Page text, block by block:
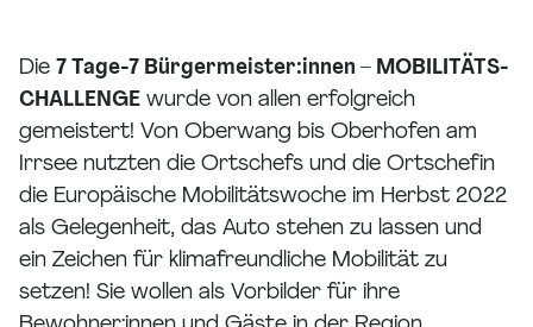
Die 7 Tage-7 Bürgermeister:innen – MOBILITÄTS-
CHALLENGE wurde von allen erfolgreich
gemeistert! Von Oberwang bis Oberhofen am
Irrsee nutzten die Ortschefs und die Ortschefin
die Europäische Mobilitätswoche im Herbst 2022
als Gelegenheit, das Auto stehen zu lassen und
ein Zeichen für klimafreundliche Mobilität zu
setzen! Sie wollen als Vorbilder für ihre